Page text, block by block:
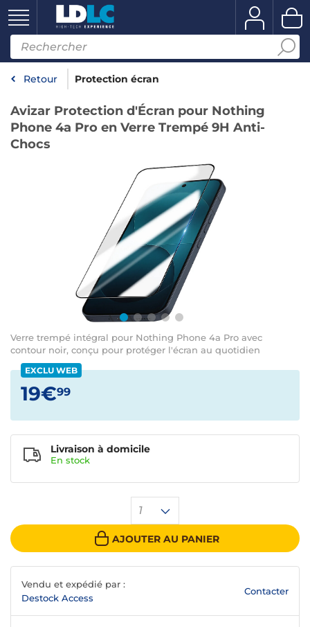
Retour Protection écran
Avizar Protection d'Écran pour Nothing
Phone 4a Pro en Verre Trempé 9H Anti-
Chocs
Verre trempé intégral pour Nothing Phone 4a Pro avec
contour noir, conçu pour protéger l'écran au quotidien
EXCLU WEB
19€99
1
AJOUTER AU PANIER
Livraison à domicile
En stock
Vendu et expédié par :
Destock Access
Contacter